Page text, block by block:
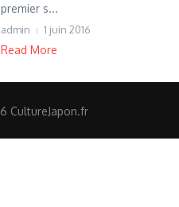
premier s...
admin 1 juin 2016
Read More